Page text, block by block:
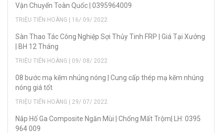
Vận Chuyển Toàn Quốc | 0395964009
TRIỆU TIẾN HOÀNG | 16/ 09/ 2022
Sàn Thao Tác Công Nghiệp Sợi Thủy Tinh FRP | Giá Tại Xưởng
| BH 12 Tháng
TRIỆU TIẾN HOÀNG | 09/ 08/ 2022
08 bước mạ kẽm nhúng nóng | Cung cấp thép mạ kẽm nhúng
nóng giá tốt
TRIỆU TIẾN HOÀNG | 29/ 07/ 2022
Nắp Hố Ga Composite Ngăn Mùi | Chống Mất Trộm| LH: 0395
964 009